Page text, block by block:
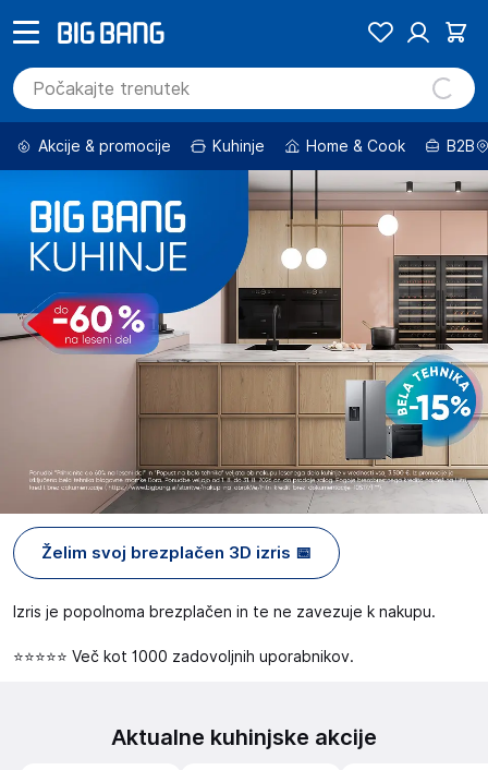
Akcije & promocije Kuhinje Home & Cook B2B
Želim svoj brezplačen 3D izris 📅
Izris je popolnoma brezplačen in te ne zavezuje k nakupu.
⭐⭐⭐⭐⭐ Več kot 1000 zadovoljnih uporabnikov.
Aktualne kuhinjske akcije